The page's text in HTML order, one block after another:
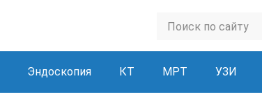
Эндоскопия КТ МРТ УЗИ